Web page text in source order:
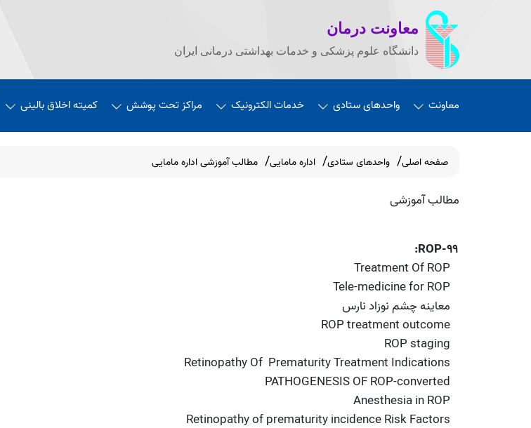
معاونت درمان
دانشگاه علوم پزشکی و خدمات بهداشتی درمانی ایران
معاونت واحدهای ستادی خدمات الکترونیک مراکز تحت پوشش کمیته اخلاق بالینی
صفحه اصلی واحدهای ستادی اداره مامایی مطالب آموزشی اداره مامایی
مطالب آموزشی
ROP-۹۹:
Treatment Of ROP
Tele-medicine for ROP
معاینه چشم نوزاد نارس
ROP treatment outcome
ROP staging
Retinopathy Of Prematurity Treatment Indications
PATHOGENESIS OF ROP-converted
Anesthesia in ROP